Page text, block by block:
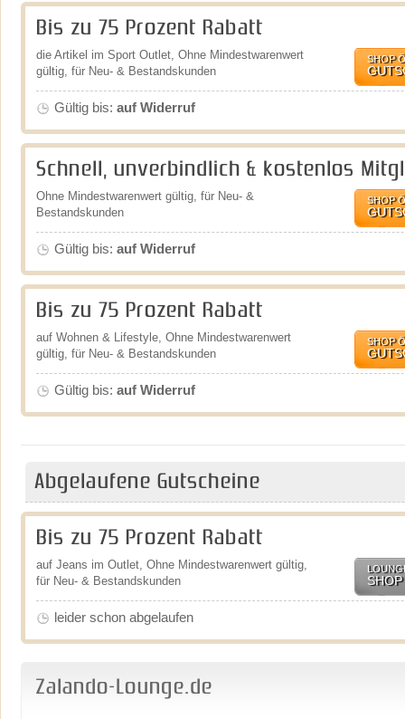
Bis zu 75 Prozent Rabatt
die Artikel im Sport Outlet, Ohne Mindestwarenwert
gültig, für Neu- & Bestandskunden
SHOP
Gültig bis: auf Widerruf
Schnell, unverbindlich & kostenlos
Ohne Mindestwarenwert gültig, für Neu- &
Bestandskunden
SHOP
Gültig bis: auf Widerruf
Bis zu 75 Prozent Rabatt
auf Wohnen & Lifestyle, Ohne Mindestwarenwert
gültig, für Neu- & Bestandskunden
SHOP
Gültig bis: auf Widerruf
Abgelaufene Gutscheine
Bis zu 75 Prozent Rabatt
auf Jeans im Outlet, Ohne Mindestwarenwert gültig,
für Neu- & Bestandskunden
leider schon abgelaufen
Zalando-Lounge.de